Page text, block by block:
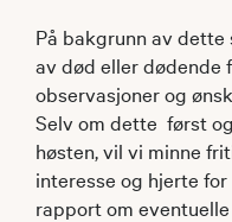
På bakgrunn av
av død eller dødende
observasjoner og
Selv om dette først
høsten, vil vi minne
interesse og hjerte
rapport om